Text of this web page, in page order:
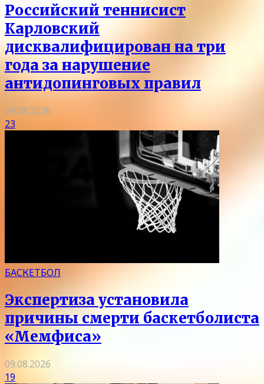
Российский теннисист
Карловский
дисквалифицирован на три
года за нарушение
антидопинговых правил
09.08.2026
23
БАСКЕТБОЛ
Экспертиза установила
причины смерти баскетболиста
«Мемфиса»
09.08.2026
19